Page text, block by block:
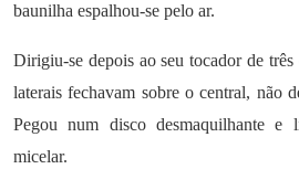
baunilha espalhou-se pelo ar.
Dirigiu-se depois ao seu tocador de três
laterais fechavam sobre o central, não
Pegou num disco desmaquilhante e
micelar.